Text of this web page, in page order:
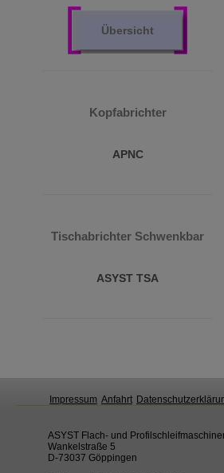
Übersicht
Kopfabrichter
APNC
Tischabrichter Schwenkbar
ASYST TSA
Impressum Anfahrt
ASYST Flach- und
Wankelstraße 5
D-73037 Göppingen